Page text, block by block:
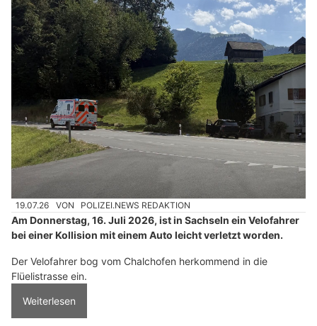
19.07.26 VON POLIZEI.NEWS REDAKTION
Am Donnerstag, 16. Juli 2026, ist in Sachseln ein Velofahrer
bei einer Kollision mit einem Auto leicht verletzt worden.
Der Velofahrer bog vom Chalchofen herkommend in die
Flüelistrasse ein.
Weiterlesen